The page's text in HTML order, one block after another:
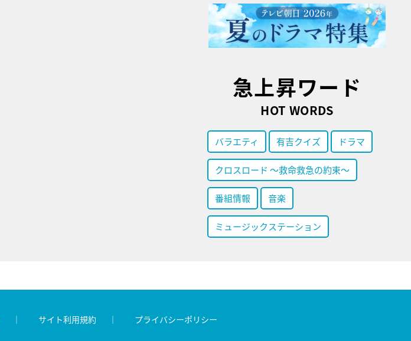
急上昇ワード
HOT WORDS
バラエティ 有吉クイズ ドラマ
クロスロード ～救命救急の約束～
番組情報 音楽
ミュージックステーション
サイト利用規約 プライバシーポリシー